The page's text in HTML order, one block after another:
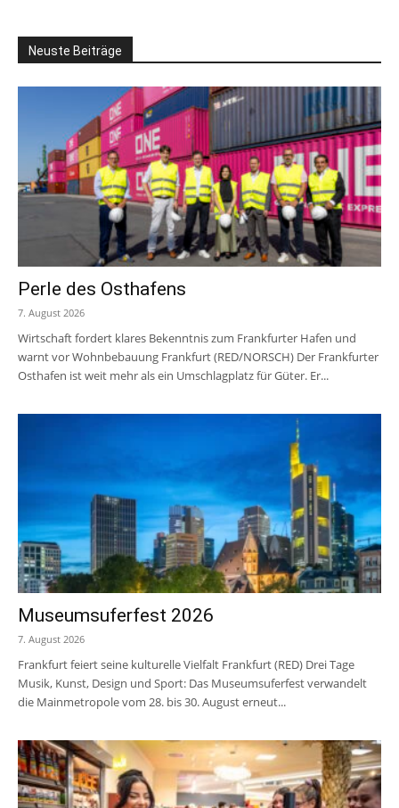
Neuste Beiträge
Perle des Osthafens
7. August 2026
Wirtschaft fordert klares Bekenntnis zum Frankfurter Hafen und
warnt vor Wohnbebauung Frankfurt (RED/NORSCH) Der Frankfurter
Osthafen ist weit mehr als ein Umschlagplatz für Güter. Er...
Museumsuferfest 2026
7. August 2026
Frankfurt feiert seine kulturelle Vielfalt Frankfurt (RED) Drei Tage
Musik, Kunst, Design und Sport: Das Museumsuferfest verwandelt
die Mainmetropole vom 28. bis 30. August erneut...